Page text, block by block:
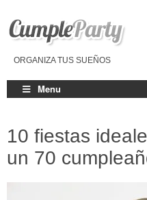
ORGANIZA TUS SUEÑOS
Menu
10 fiestas
un 70